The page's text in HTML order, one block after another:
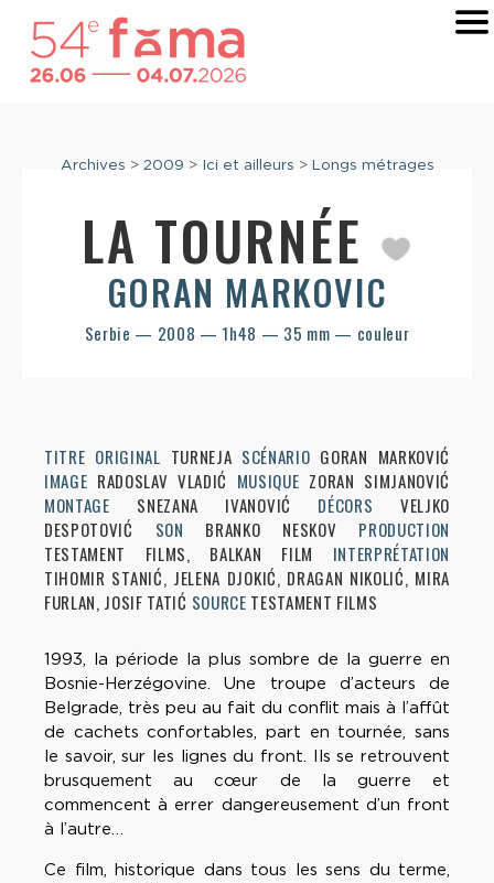
Archives > 2009 > Ici et ailleurs > Longs métrages
LA TOURNÉE
GORAN MARKOVIC
Serbie — 2008 — 1h48 — 35 mm — couleur
TITRE ORIGINAL TURNEJA SCÉNARIO GORAN MARKOVIĆ
IMAGE RADOSLAV VLADIĆ MUSIQUE ZORAN SIMJANOVIĆ
MONTAGE SNEZANA IVANOVIĆ DÉCORS VELJKO
DESPOTOVIĆ SON BRANKO NESKOV PRODUCTION
TESTAMENT FILMS, BALKAN FILM INTERPRÉTATION
TIHOMIR STANIĆ, JELENA DJOKIĆ, DRAGAN NIKOLIĆ, MIRA
FURLAN, JOSIF TATIĆ SOURCE TESTAMENT FILMS
1993, la période la plus sombre de la guerre en
Bosnie-Herzégovine. Une troupe d’acteurs de
Belgrade, très peu au fait du conflit mais à l’affût
de cachets confortables, part en tournée, sans
le savoir, sur les lignes du front. Ils se retrouvent
brusquement au cœur de la guerre et
commencent à errer dangereusement d’un front
à l’autre…
Ce film, historique dans tous les sens du terme,